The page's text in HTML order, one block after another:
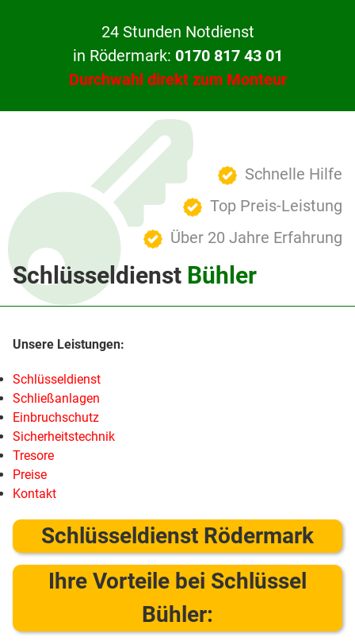
24 Stunden Notdienst
in Rödermark: 0170 817 43 01
Durchwahl direkt zum Monteur
Schnelle Hilfe
Top Preis-Leistung
Über 20 Jahre Erfahrung
Schlüsseldienst Bühler
Schlüsseldienst
Schließanlagen
Einbruchschutz
Sicherheitstechnik
Tresore
Preise
Kontakt
Schlüsseldienst Rödermark
Ihre Vorteile bei Schlüssel
Bühler: